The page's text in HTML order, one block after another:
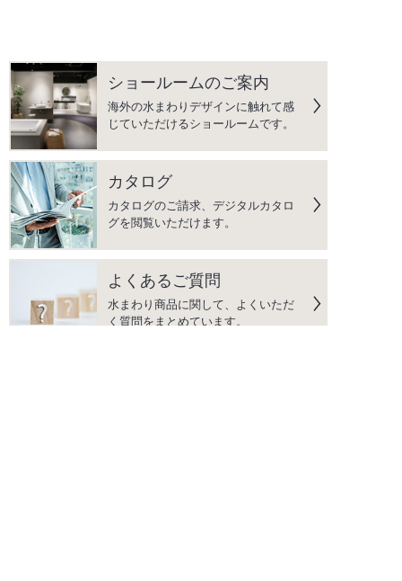
ショールームのご案内
海外の水まわりデザインに触れて感
じていただけるショールームです。
カタログ
カタログのご請求、デジタルカタロ
グを閲覧いただけます。
よくあるご質問
水まわり商品に関して、よくいただ
く質問をまとめています。